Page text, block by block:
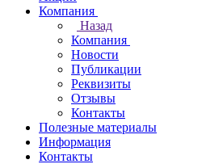
Компания
Назад
Компания
Новости
Публикации
Реквизиты
Отзывы
Контакты
Полезные материалы
Информация
Контакты